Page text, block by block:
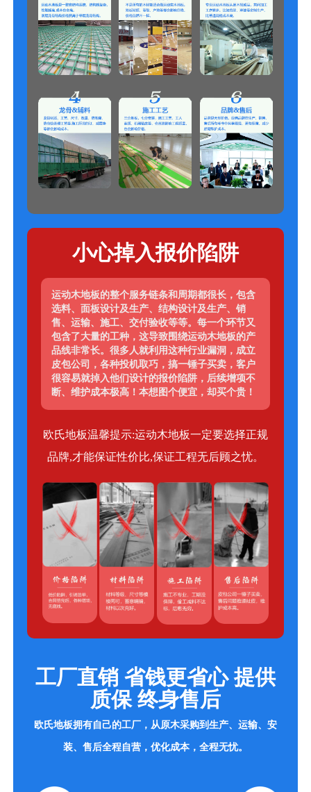
小心掉入报价陷阱
运动木地板的整个服务链条和周期都很长，包含
选料、面板设计及生产、结构设计及生产、销
售、运输、施工、交付验收等等。每一个环节又
包含了大量的工种，这导致围绕运动木地板的产
品线非常长。很多人就利用这种行业漏洞，成立
皮包公司，各种投机取巧，搞一锤子买卖，客户
很容易就掉入他们设计的报价陷阱，后续增项不
断、维护成本极高！本想图个便宜，却买个贵！
欧氏地板温馨提示:运动木地板一定要选择正规
品牌,才能保证性价比,保证工程无后顾之忧。
工厂直销 省钱更省心 提供
质保 终身售后
欧氏地板拥有自己的工厂，从原木采购到生产、运输、安
装、售后全程自营，优化成本，全程无忧。